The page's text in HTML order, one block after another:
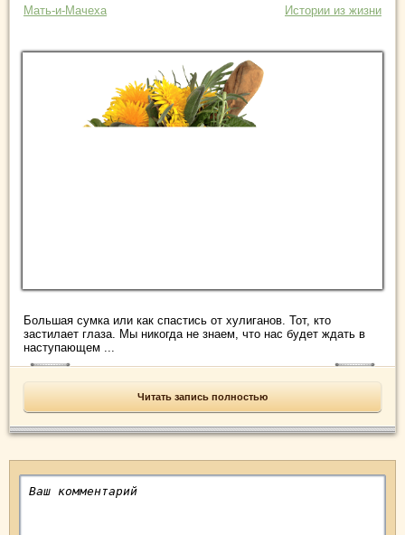
Мать-и-Мачеха Истории из жизни
Большая сумка или как спастись от хулиганов. Тот, кто
застилает глаза. Мы никогда не знаем, что нас будет ждать в
наступающем ...
Читать запись полностью